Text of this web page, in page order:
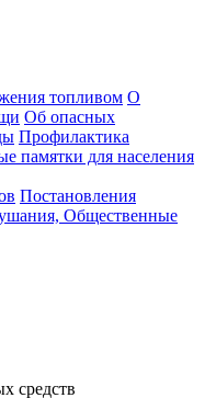
топливом О
Об опасных
Профилактика
памятки для населения
Постановления
Общественные